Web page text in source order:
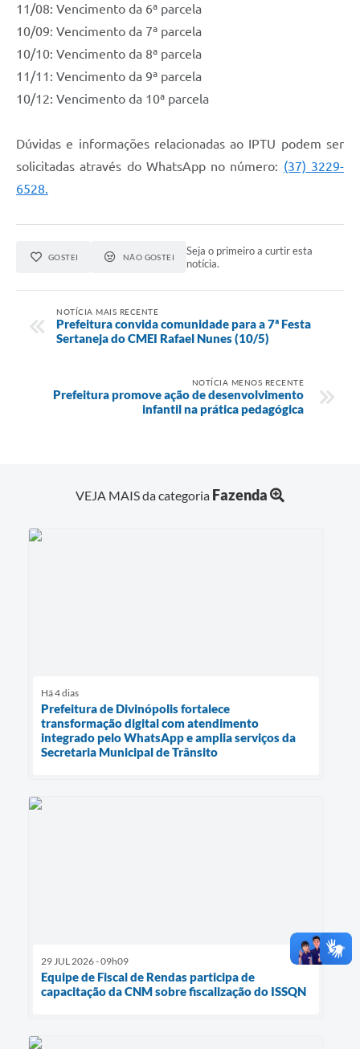
11/08: Vencimento da 6ª parcela
10/09: Vencimento da 7ª parcela
10/10: Vencimento da 8ª parcela
11/11: Vencimento da 9ª parcela
10/12: Vencimento da 10ª parcela
Dúvidas e informações relacionadas ao IPTU podem ser
solicitadas através do WhatsApp no número: (37) 3229-
6528.
GOSTEI NÃO GOSTEI
Seja o primeiro a curtir esta
notícia.
NOTÍCIA MAIS RECENTE
Prefeitura convida comunidade para a 7ª Festa
Sertaneja do CMEI Rafael Nunes (10/5)
NOTÍCIA MENOS RECENTE
Prefeitura promove ação de desenvolvimento
infantil na prática pedagógica
VEJA MAIS da categoria Fazenda
Há 4 dias
Prefeitura de Divinópolis fortalece
transformação digital com atendimento
integrado pelo WhatsApp e amplia serviços da
Secretaria Municipal de Trânsito
29 JUL 2026 - 09h09
Equipe de Fiscal de Rendas participa de
capacitação da CNM sobre fiscalização do ISSQN